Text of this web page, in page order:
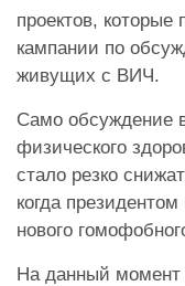
проектов,
кампании по
живущих с ВИЧ.
Само обсуждение
физического
стало резко
когда
нового
На данный